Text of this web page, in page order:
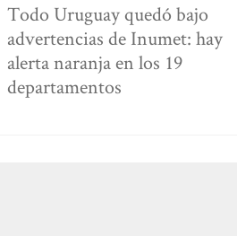
Todo Uruguay quedó bajo
advertencias de Inumet: hay
alerta naranja en los 19
departamentos